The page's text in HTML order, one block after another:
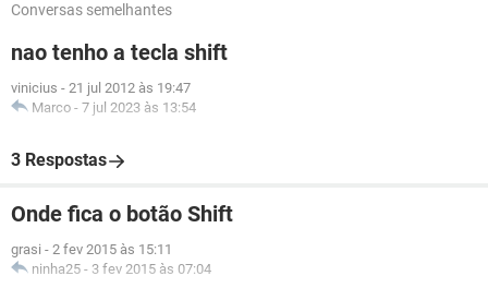
Conversas semelhantes
nao tenho a tecla shift
vinicius - 21 jul 2012 às 19:47
Marco - 7 jul 2023 às 13:54
3 Respostas
Onde fica o botão Shift
grasi - 2 fev 2015 às 15:11
ninha25 - 3 fev 2015 às 07:04